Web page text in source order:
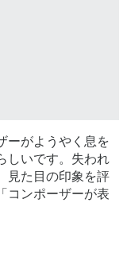
ーがようやく息を
しいです。失われ
見た目の印象を評
コンポーザーが表